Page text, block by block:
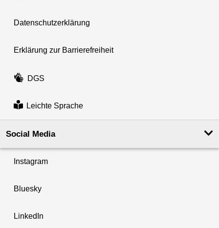
Datenschutzerklärung
Erklärung zur Barrierefreiheit
DGS
Leichte Sprache
Social Media
Instagram
Bluesky
LinkedIn